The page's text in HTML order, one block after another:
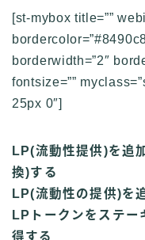
[st-mybox title=””
borderwidth=”2″
fontsize=””
25px 0″]
LP(流動性提供)を追
換)する
LP(流動性の提供)を
LPトークンをステ
得する